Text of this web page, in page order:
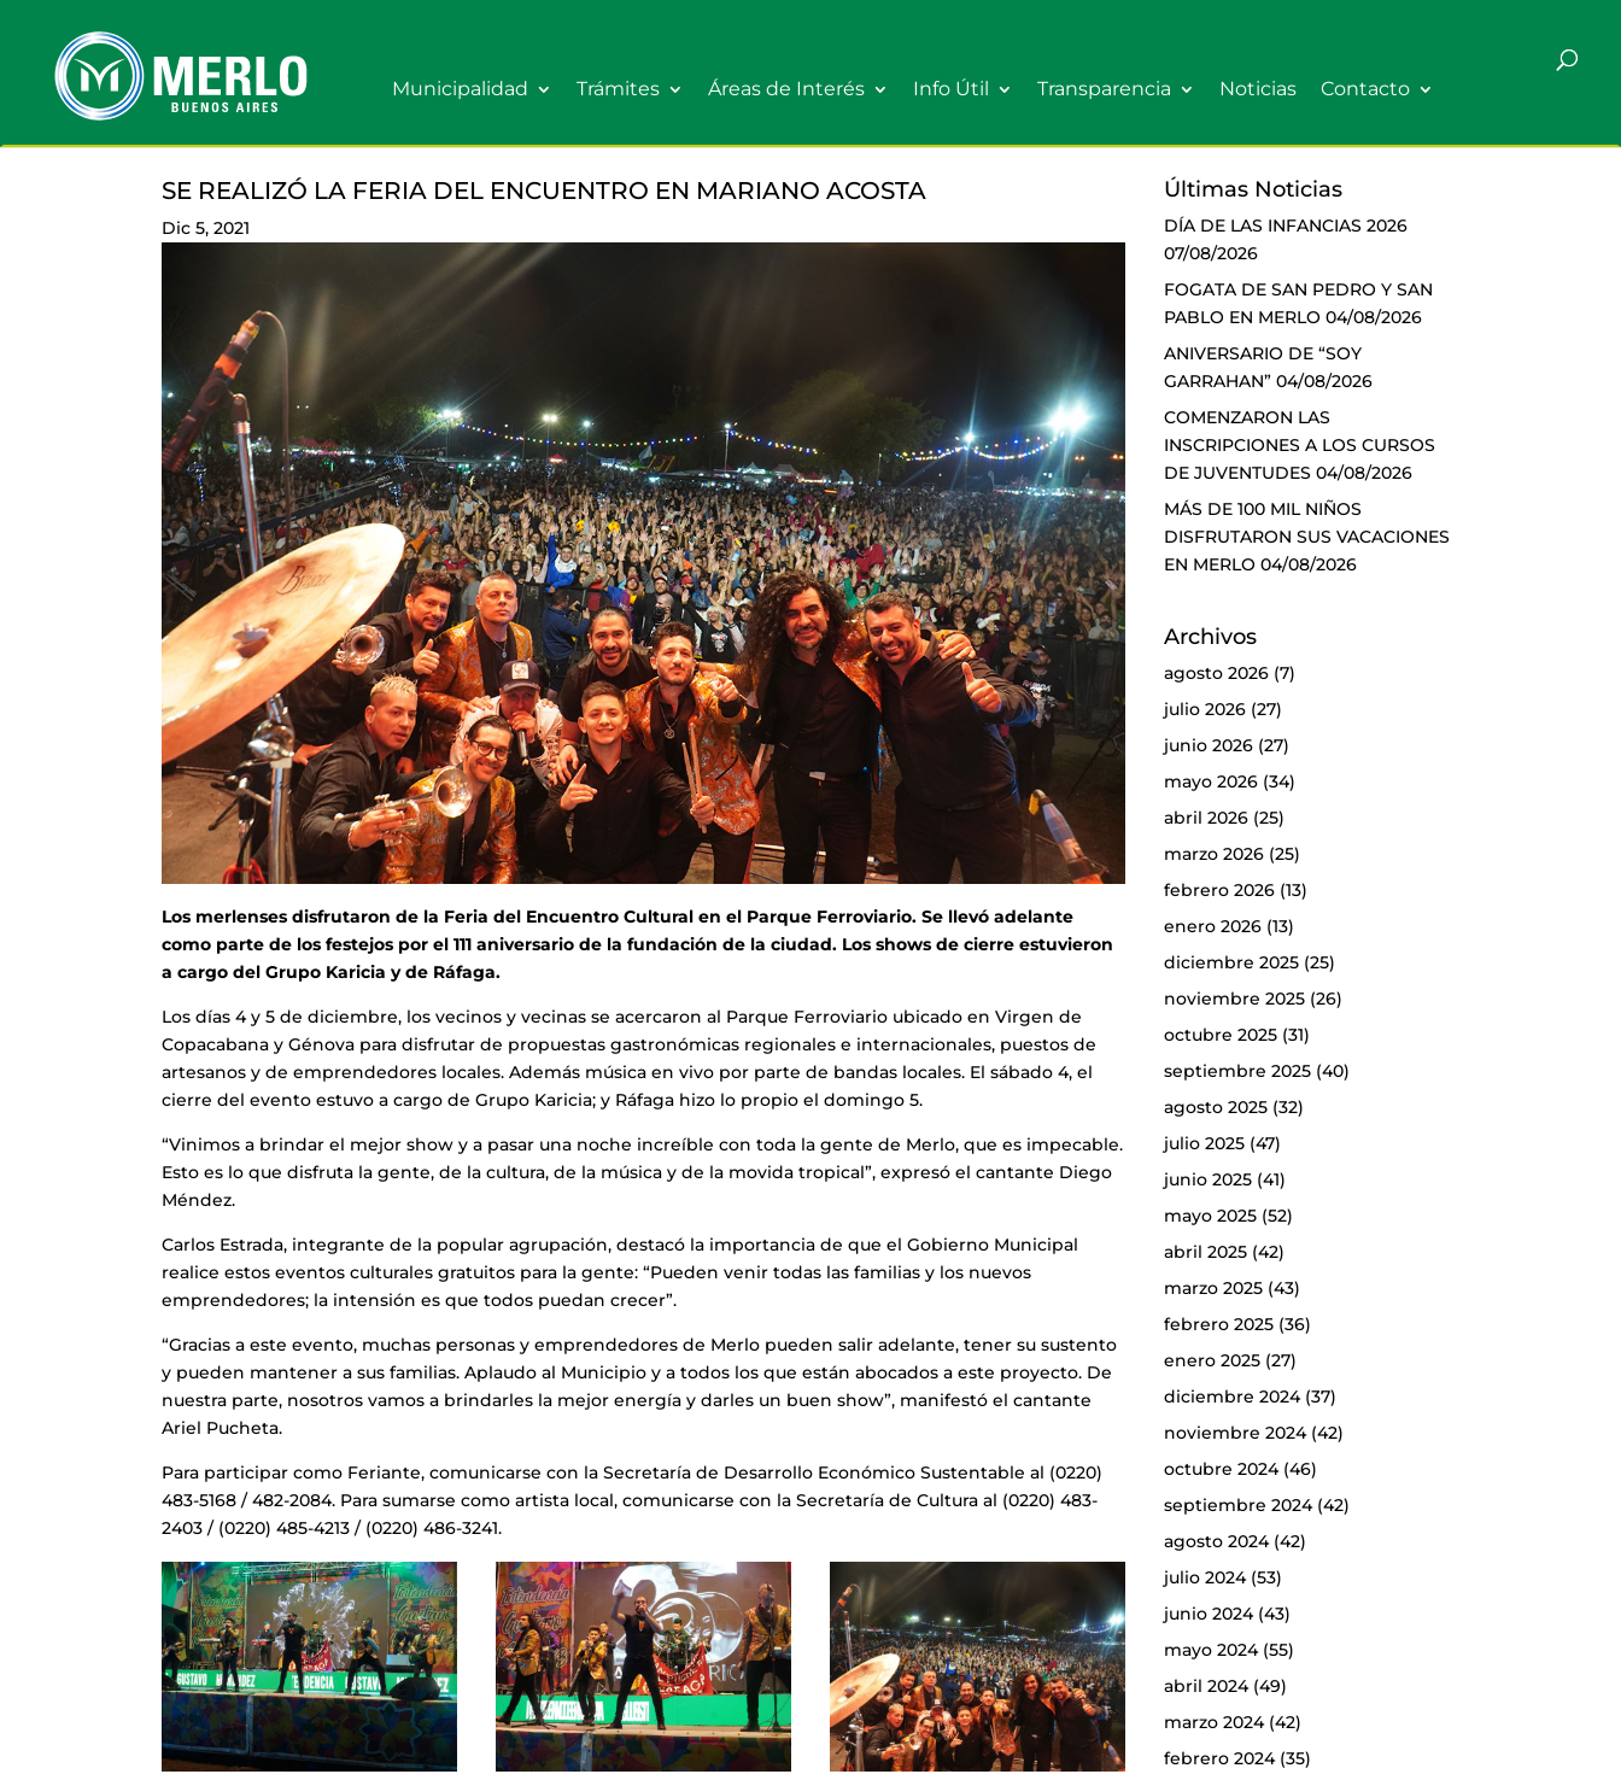
Municipalidad Trámites Áreas de Interés Info Útil Transparencia Noticias Contacto
SE REALIZÓ LA FERIA DEL ENCUENTRO EN MARIANO ACOSTA
Dic 5, 2021
Los merlenses disfrutaron de la Feria del Encuentro Cultural en el Parque Ferroviario. Se llevó adelante
como parte de los festejos por el 111 aniversario de la fundación de la ciudad. Los shows de cierre estuvieron
a cargo del Grupo Karicia y de Ráfaga.
Los días 4 y 5 de diciembre, los vecinos y vecinas se acercaron al Parque Ferroviario ubicado en Virgen de
Copacabana y Génova para disfrutar de propuestas gastronómicas regionales e internacionales, puestos de
artesanos y de emprendedores locales. Además música en vivo por parte de bandas locales. El sábado 4, el
cierre del evento estuvo a cargo de Grupo Karicia; y Ráfaga hizo lo propio el domingo 5.
“Vinimos a brindar el mejor show y a pasar una noche increíble con toda la gente de Merlo, que es impecable.
Esto es lo que disfruta la gente, de la cultura, de la música y de la movida tropical”, expresó el cantante Diego
Méndez.
Carlos Estrada, integrante de la popular agrupación, destacó la importancia de que el Gobierno Municipal
realice estos eventos culturales gratuitos para la gente: “Pueden venir todas las familias y los nuevos
emprendedores; la intensión es que todos puedan crecer”.
“Gracias a este evento, muchas personas y emprendedores de Merlo pueden salir adelante, tener su sustento
y pueden mantener a sus familias. Aplaudo al Municipio y a todos los que están abocados a este proyecto. De
nuestra parte, nosotros vamos a brindarles la mejor energía y darles un buen show”, manifestó el cantante
Ariel Pucheta.
Para participar como Feriante, comunicarse con la Secretaría de Desarrollo Económico Sustentable al (0220)
483-5168 / 482-2084. Para sumarse como artista local, comunicarse con la Secretaría de Cultura al (0220) 483-
2403 / (0220) 485-4213 / (0220) 486-3241.
Últimas Noticias
DÍA DE LAS INFANCIAS 2026
07/08/2026
FOGATA DE SAN PEDRO Y SAN
PABLO EN MERLO 04/08/2026
ANIVERSARIO DE “SOY
GARRAHAN” 04/08/2026
COMENZARON LAS
INSCRIPCIONES A LOS CURSOS
DE JUVENTUDES 04/08/2026
MÁS DE 100 MIL NIÑOS
DISFRUTARON SUS VACACIONES
EN MERLO 04/08/2026
Archivos
agosto 2026(7)
julio 2026(27)
junio 2026(27)
mayo 2026(34)
abril 2026(25)
marzo 2026(25)
febrero 2026(13)
enero 2026(13)
diciembre 2025(25)
noviembre 2025(26)
octubre 2025(31)
septiembre 2025(40)
agosto 2025(32)
julio 2025(47)
junio 2025(41)
mayo 2025(52)
abril 2025(42)
marzo 2025(43)
febrero 2025(36)
enero 2025(27)
diciembre 2024(37)
noviembre 2024(42)
octubre 2024(46)
septiembre 2024(42)
agosto 2024(42)
julio 2024(53)
junio 2024(43)
mayo 2024(55)
abril 2024(49)
marzo 2024(42)
febrero 2024(35)